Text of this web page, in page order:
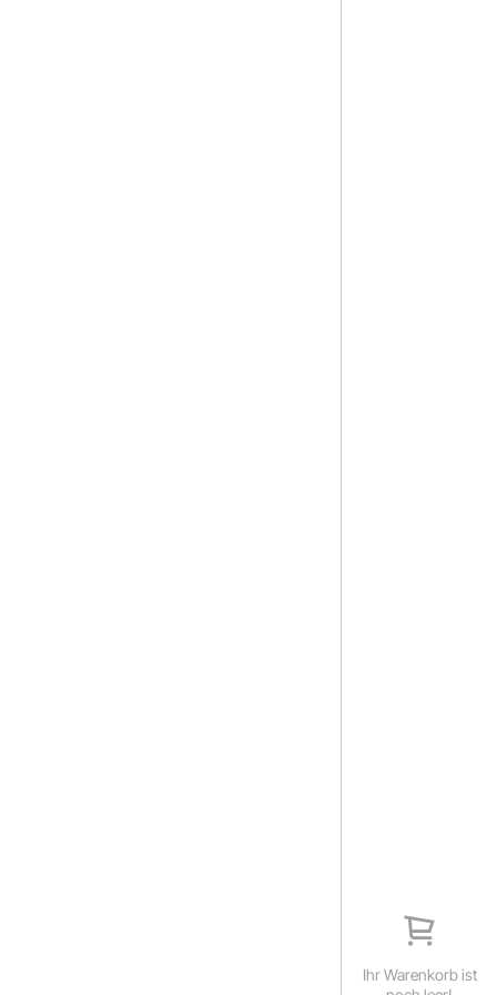
Ihr Warenkorb ist